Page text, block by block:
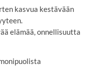
kasvua kestävään
elämää, onnellisuutta